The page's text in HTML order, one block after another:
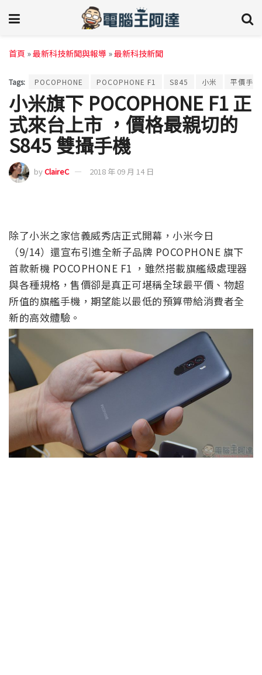
首頁 »最新科技新聞與報導 »最新科技新聞
Tags: POCOPHONE POCOPHONE F1 S845 小米 平價手機
小米旗下 POCOPHONE F1 正
式來台上市 ，價格最親切的
S845 雙攝手機
byClaireC 2018 年 09 月 14 日
除了小米之家信義威秀店正式開幕，小米今日
（9/14）還宣布引進全新子品牌 POCOPHONE 旗下
首款新機 POCOPHONE F1 ，雖然搭載旗艦級處理器
與各種規格，售價卻是真正可堪稱全球最平價、物超
所值的旗艦手機，期望能以最低的預算帶給消費者全
新的高效體驗。